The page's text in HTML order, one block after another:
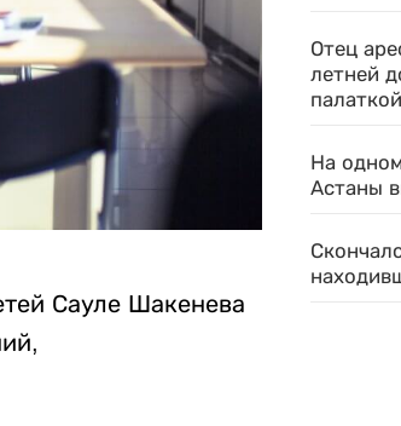
Сауле Шакенева
Отец
летней
палаткой
На
Астаны